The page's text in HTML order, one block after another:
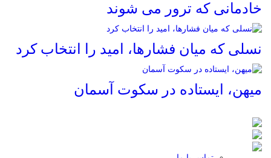
خادمانی که ترور می شوند
نسلی که میان فشارها، امید را انتخاب کرد
میهن، ایستاده در سکوت آسمان